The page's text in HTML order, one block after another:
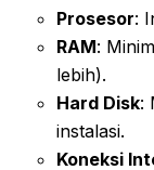
Prosesor:
RAM:
lebih).
Hard Disk:
instalasi.
Koneksi